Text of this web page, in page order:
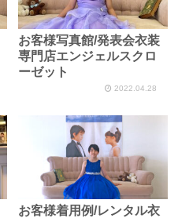
お客様写真館/発表会衣装
専門店エンジェルスクロ
ーゼット
2022.04.28
お客様着用例/レンタル衣